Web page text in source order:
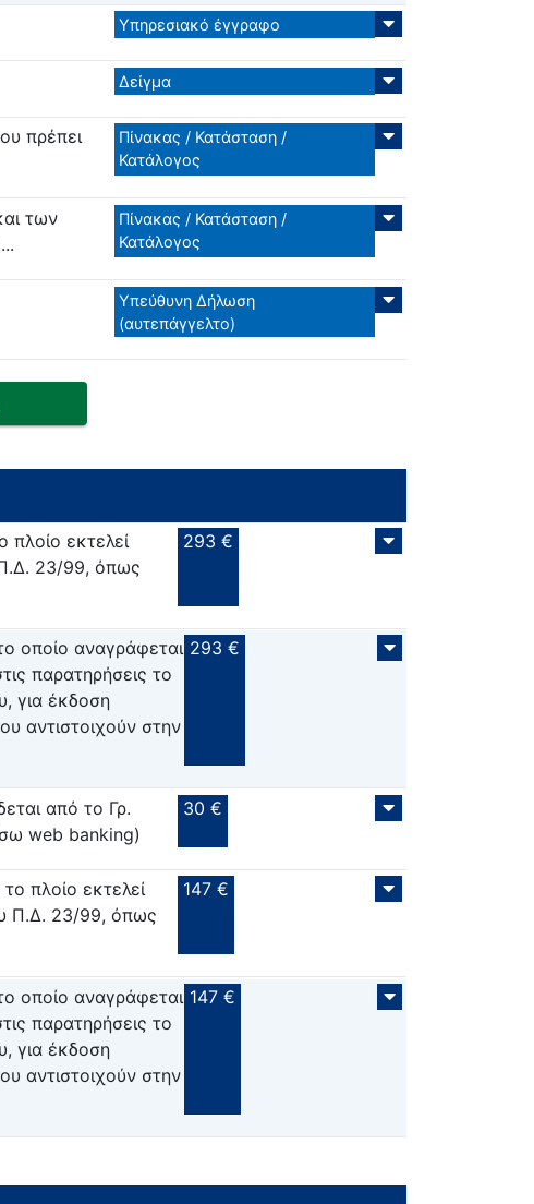
Υπηρεσιακό έγγραφο
Δείγμα
πρέπει
Πίνακας / Κατάσταση /
Κατάλογος
των
Πίνακας / Κατάσταση /
Κατάλογος
Υπεύθυνη Δήλωση
(αυτεπάγγελτο)
εκτελεί
Π.Δ. 23/99, όπως
293 €
οποίο αναγράφεται
παρατηρήσεις το
για έκδοση
αντιστοιχούν στην
293 €
από το Γρ.
web banking)
30 €
πλοίο εκτελεί
Π.Δ. 23/99, όπως
147 €
οποίο αναγράφεται
παρατηρήσεις το
για έκδοση
αντιστοιχούν στην
147 €